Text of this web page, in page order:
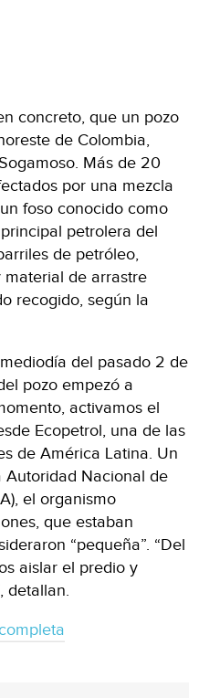
concreto, que un pozo
de Colombia,
Más de 20
por una mezcla
foso conocido como
petrolera del
de petróleo,
material de arrastre
recogido, según la
del pasado 2 de
pozo empezó a
activamos el
Ecopetrol, una de las
de América Latina. Un
Autoridad Nacional de
el organismo
que estaban
“pequeña”. “Del
aislar el predio y
detallan.